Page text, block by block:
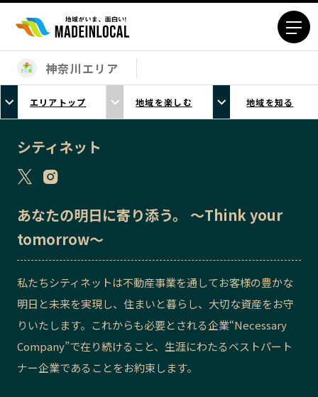
エリアから探す
北海道エリア
青森エリア
岩手エリア
福島エリア
埼玉エリア
千葉エリア
東京23区エリア
富山エリア
石川エリア
山梨エリア
神奈川エリア
エリアトップ 地域を楽しむ 地域を知る
シティネット
あなたの明⽇に寄り添う。 〜Think your
tomorrow〜
私たちシティネットは不動産事業を通してお客様の豊かな
明日と未来を実現し、住まいと暮らし、大切な資産をお守
りいたします。これからも必要とされる企業“Necessary
Company”で在り続けること、生涯にわたるベストパート
ナー企業であることをお約束します。